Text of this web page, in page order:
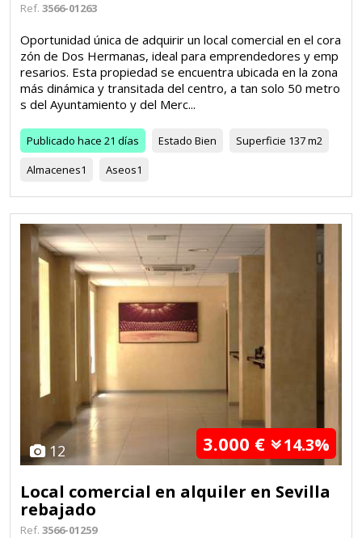
Ref. 3566-01263
Oportunidad única de adquirir un local comercial en el cora
zón de Dos Hermanas, ideal para emprendedores y emp
resarios. Esta propiedad se encuentra ubicada en la zona
más dinámica y transitada del centro, a tan solo 50 metro
s del Ayuntamiento y del Merc...
Publicado hace 21 días Estado Bien Superficie 137 m2
Almacenes1 Aseos1
12 3.000 € 14.3%
Local comercial en alquiler en Sevilla
rebajado
Ref. 3566-01259